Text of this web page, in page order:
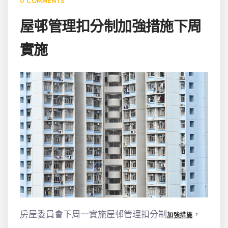
屋邨管理扣分制加強措施下周
實施
房屋委員會下周一實施屋邨管理扣分制加強措施 ，